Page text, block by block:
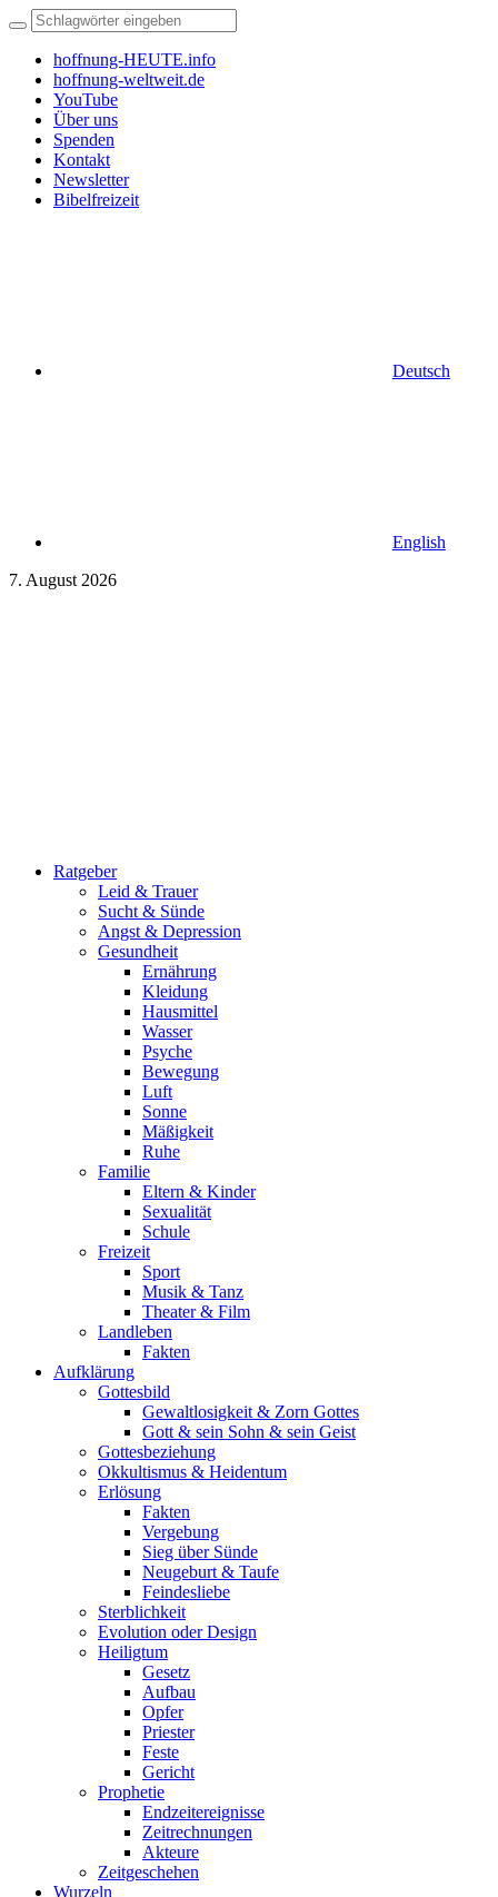
hoffnung-HEUTE.info
hoffnung-weltweit.de
YouTube
Über uns
Spenden
Kontakt
Newsletter
Bibelfreizeit
Deutsch
English
7. August 2026
Ratgeber
Leid & Trauer
Sucht & Sünde
Angst & Depression
Gesundheit
Ernährung
Kleidung
Hausmittel
Wasser
Psyche
Bewegung
Luft
Sonne
Mäßigkeit
Ruhe
Familie
Eltern & Kinder
Sexualität
Schule
Freizeit
Sport
Musik & Tanz
Theater & Film
Landleben
Fakten
Aufklärung
Gottesbild
Gewaltlosigkeit & Zorn Gottes
Gott & sein Sohn & sein Geist
Gottesbeziehung
Okkultismus & Heidentum
Erlösung
Fakten
Vergebung
Sieg über Sünde
Neugeburt & Taufe
Feindesliebe
Sterblichkeit
Evolution oder Design
Heiligtum
Gesetz
Aufbau
Opfer
Priester
Feste
Gericht
Prophetie
Endzeitereignisse
Zeitrechnungen
Akteure
Zeitgeschehen
Wurzeln